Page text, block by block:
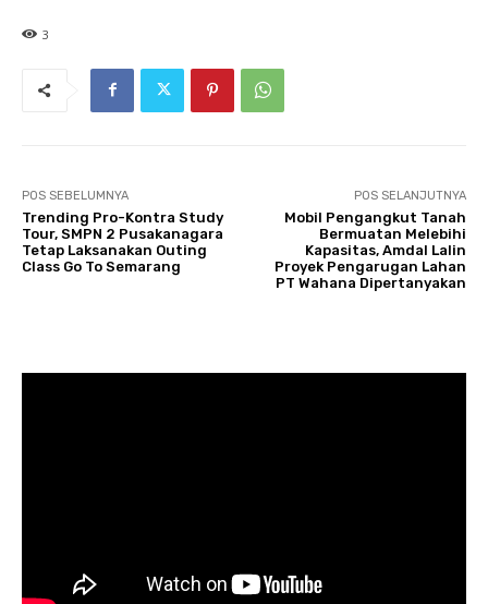
3
POS SEBELUMNYA
Trending Pro-Kontra Study
Tour, SMPN 2 Pusakanagara
Tetap Laksanakan Outing
Class Go To Semarang
POS SELANJUTNYA
Mobil Pengangkut Tanah
Bermuatan Melebihi
Kapasitas, Amdal Lalin
Proyek Pengarugan Lahan
PT Wahana Dipertanyakan